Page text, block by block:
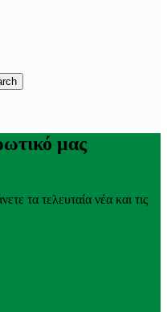
μας
τα τελευταία νέα και τις